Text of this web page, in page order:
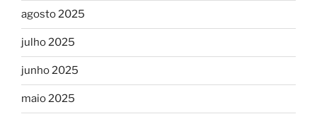
agosto 2025
julho 2025
junho 2025
maio 2025